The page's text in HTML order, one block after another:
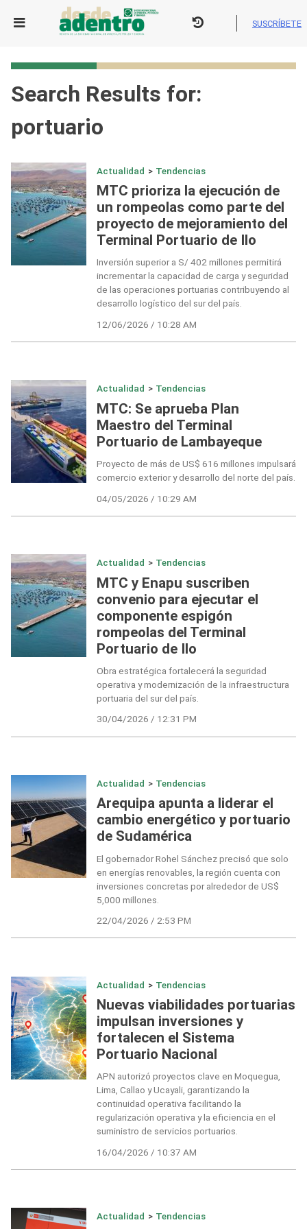
SUSCRÍBETE
Search Results for:
portuario
Actualidad > Tendencias
MTC prioriza la ejecución de
un rompeolas como parte del
proyecto de mejoramiento del
Terminal Portuario de Ilo
Inversión superior a S/ 402 millones permitirá
incrementar la capacidad de carga y seguridad
de las operaciones portuarias contribuyendo al
desarrollo logístico del sur del país.
12/06/2026 / 10:28 AM
Actualidad > Tendencias
MTC: Se aprueba Plan
Maestro del Terminal
Portuario de Lambayeque
Proyecto de más de US$ 616 millones impulsará
comercio exterior y desarrollo del norte del país.
04/05/2026 / 10:29 AM
Actualidad > Tendencias
MTC y Enapu suscriben
convenio para ejecutar el
componente espigón
rompeolas del Terminal
Portuario de Ilo
Obra estratégica fortalecerá la seguridad
operativa y modernización de la infraestructura
portuaria del sur del país.
30/04/2026 / 12:31 PM
Actualidad > Tendencias
Arequipa apunta a liderar el
cambio energético y portuario
de Sudamérica
El gobernador Rohel Sánchez precisó que solo
en energías renovables, la región cuenta con
inversiones concretas por alrededor de US$
5,000 millones.
22/04/2026 / 2:53 PM
Actualidad > Tendencias
Nuevas viabilidades portuarias
impulsan inversiones y
fortalecen el Sistema
Portuario Nacional
APN autorizó proyectos clave en Moquegua,
Lima, Callao y Ucayali, garantizando la
continuidad operativa facilitando la
regularización operativa y la eficiencia en el
suministro de servicios portuarios.
16/04/2026 / 10:37 AM
Actualidad > Tendencias